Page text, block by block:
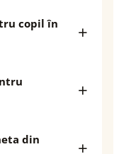
copil în
din